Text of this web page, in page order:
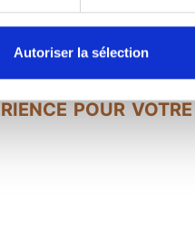
Autoriser la sélection
à la hauteur de
pour